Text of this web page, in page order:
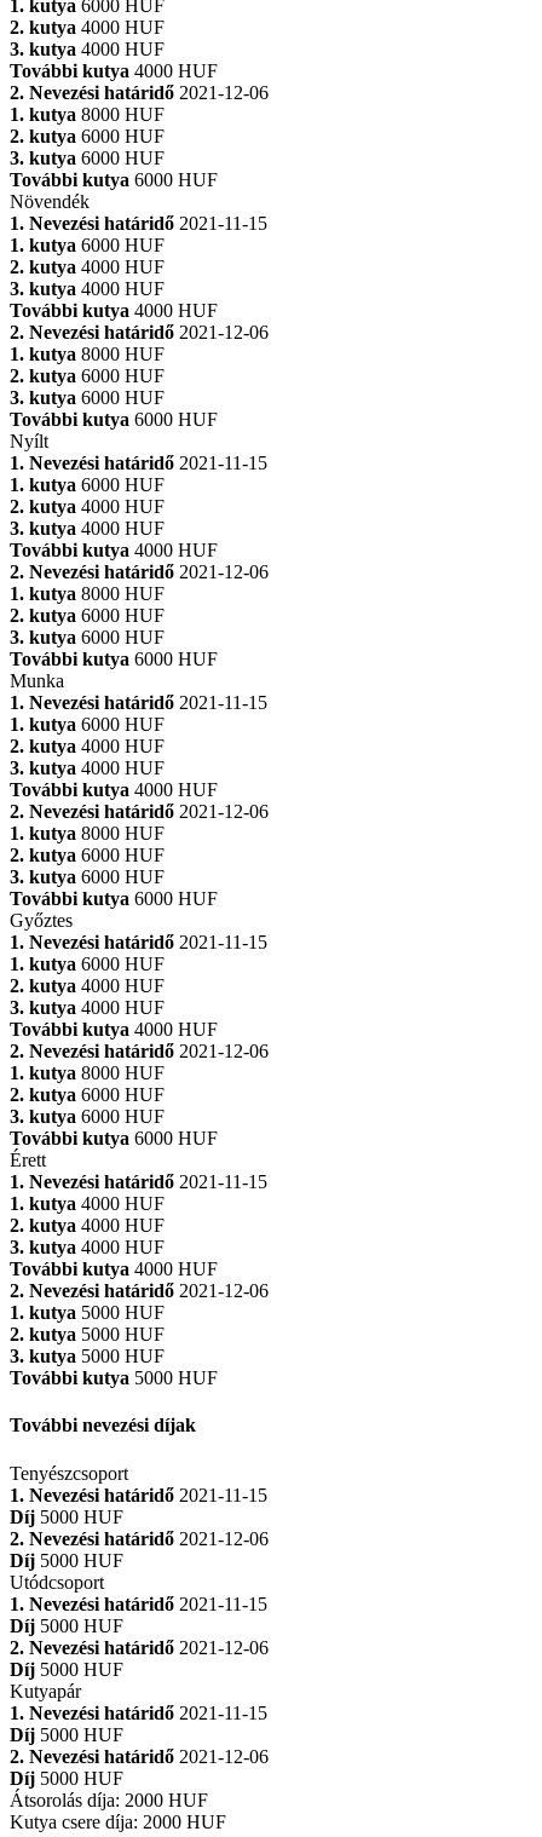
1. kutya 6000 HUF
2. kutya 4000 HUF
3. kutya 4000 HUF
További kutya 4000 HUF
2. Nevezési határidő 2021-12-06
1. kutya 8000 HUF
2. kutya 6000 HUF
3. kutya 6000 HUF
További kutya 6000 HUF
Növendék
1. Nevezési határidő 2021-11-15
1. kutya 6000 HUF
2. kutya 4000 HUF
3. kutya 4000 HUF
További kutya 4000 HUF
2. Nevezési határidő 2021-12-06
1. kutya 8000 HUF
2. kutya 6000 HUF
3. kutya 6000 HUF
További kutya 6000 HUF
Nyílt
1. Nevezési határidő 2021-11-15
1. kutya 6000 HUF
2. kutya 4000 HUF
3. kutya 4000 HUF
További kutya 4000 HUF
2. Nevezési határidő 2021-12-06
1. kutya 8000 HUF
2. kutya 6000 HUF
3. kutya 6000 HUF
További kutya 6000 HUF
Munka
1. Nevezési határidő 2021-11-15
1. kutya 6000 HUF
2. kutya 4000 HUF
3. kutya 4000 HUF
További kutya 4000 HUF
2. Nevezési határidő 2021-12-06
1. kutya 8000 HUF
2. kutya 6000 HUF
3. kutya 6000 HUF
További kutya 6000 HUF
Győztes
1. Nevezési határidő 2021-11-15
1. kutya 6000 HUF
2. kutya 4000 HUF
3. kutya 4000 HUF
További kutya 4000 HUF
2. Nevezési határidő 2021-12-06
1. kutya 8000 HUF
2. kutya 6000 HUF
3. kutya 6000 HUF
További kutya 6000 HUF
Érett
1. Nevezési határidő 2021-11-15
1. kutya 4000 HUF
2. kutya 4000 HUF
3. kutya 4000 HUF
További kutya 4000 HUF
2. Nevezési határidő 2021-12-06
1. kutya 5000 HUF
2. kutya 5000 HUF
3. kutya 5000 HUF
További kutya 5000 HUF
További nevezési díjak
Tenyészcsoport
1. Nevezési határidő 2021-11-15
Díj 5000 HUF
2. Nevezési határidő 2021-12-06
Díj 5000 HUF
Utódcsoport
1. Nevezési határidő 2021-11-15
Díj 5000 HUF
2. Nevezési határidő 2021-12-06
Díj 5000 HUF
Kutyapár
1. Nevezési határidő 2021-11-15
Díj 5000 HUF
2. Nevezési határidő 2021-12-06
Díj 5000 HUF
Átsorolás díja: 2000 HUF
Kutya csere díja: 2000 HUF